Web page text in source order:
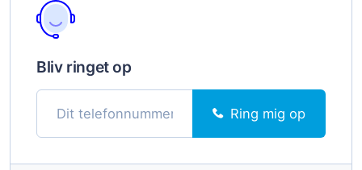
Bliv ringet op
Ring mig op